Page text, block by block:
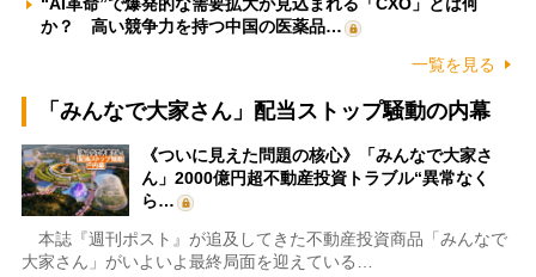
か？ 高い競争力を持つ中国の医薬品…
一覧を見る
「みんなで大家さん」配当ストップ騒動の内幕
《ついに見えた問題の核心》「みんなで大家さ
ん」2000億円超不動産投資トラブル“異常なく
ら…
本誌『週刊ポスト』が追及してきた不動産投資商品「みんなで
大家さん」がいよいよ最終局面を迎えている…